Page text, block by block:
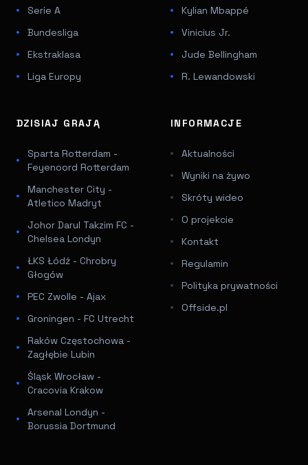
Serie A
Bundesliga
Ekstraklasa
Liga Europy
Kylian Mbappé
Vinicius Jr.
Jude Bellingham
R. Lewandowski
DZISIAJ GRAJĄ
Sparta Rotterdam -
Feyenoord Rotterdam
Manchester City -
Atletico Madryt
Johor Darul Takzim FC -
Chelsea Londyn
ŁKS Łódź - Chrobry
Głogów
PEC Zwolle - Ajax
Groningen - FC Utrecht
Raków Częstochowa -
Zagłębie Lubin
Śląsk Wrocław -
Cracovia Krakow
Arsenal Londyn -
Borussia Dortmund
INFORMACJE
Aktualności
Wyniki na żywo
Skróty wideo
O projekcie
Kontakt
Regulamin
Polityka prywatności
Offside.pl